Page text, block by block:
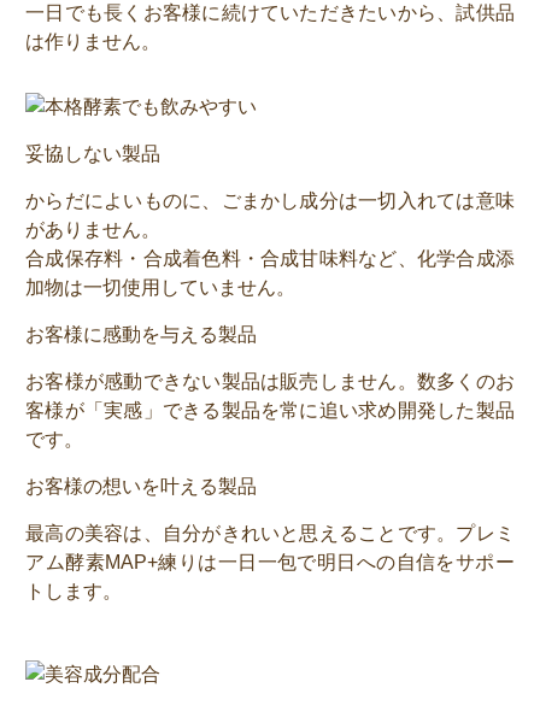
一日でも長くお客様に続けていただきたいから、試供品
は作りません。
妥協しない製品
からだによいものに、ごまかし成分は一切入れては意味
がありません。
合成保存料・合成着色料・合成甘味料など、化学合成添
加物は一切使用していません。
お客様に感動を与える製品
お客様が感動できない製品は販売しません。数多くのお
客様が「実感」できる製品を常に追い求め開発した製品
です。
お客様の想いを叶える製品
最高の美容は、自分がきれいと思えることです。プレミ
アム酵素MAP+練りは一日一包で明日への自信をサポー
トします。